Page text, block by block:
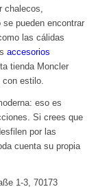
chalecos,
pueden encontrar
las cálidas
accesorios
tienda Moncler
estilo.
eso es
Si crees que
por las
cuenta su propia
1-3, 70173